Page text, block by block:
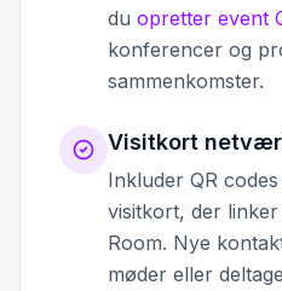
du opretter event
konferencer og
sammenkomster.
Visitkort
Inkluder QR
visitkort, der
Room. Nye
møder eller